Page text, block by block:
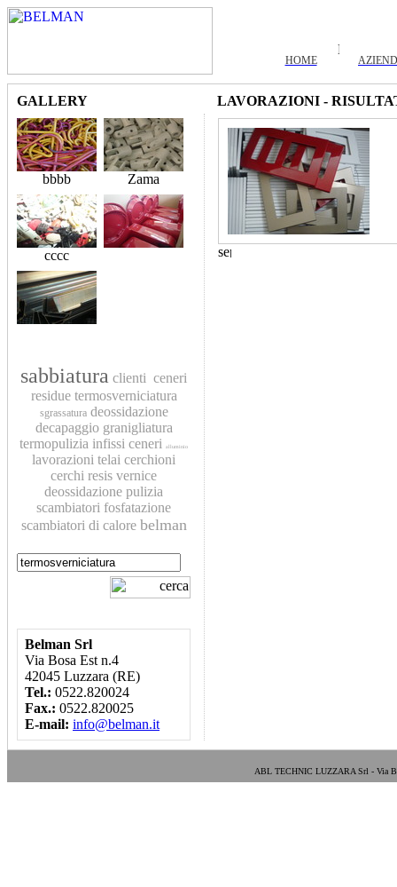
HOME
GALLERY LAVORAZIONI -
bbbb Zama
cccc
sabbiatura clienti ceneri
residue termosverniciatura
sgrassatura deossidazione
decapaggio granigliatura
termopulizia infissi ceneri alluminio
lavorazioni telai cerchioni
cerchi resis vernice
deossidazione pulizia
scambiatori fosfatazione
scambiatori di calore belman
Belman Srl
Via Bosa Est n.4
42045 Luzzara (RE)
Tel.: 0522.820024
Fax.: 0522.820025
E-mail: info@belman.it
ABL TECHNIC LUZZARA Srl - Via